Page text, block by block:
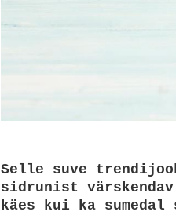
Selle suve
sidrunist värskendav
käes kui ka sumedal